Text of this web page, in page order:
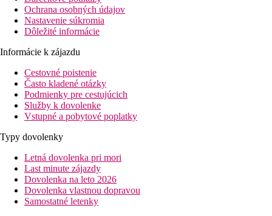
Ochrana osobných údajov
Nastavenie súkromia
Dôležité informácie
Informácie k zájazdu
Cestovné poistenie
Často kladené otázky
Podmienky pre cestujúcich
Služby k dovolenke
Vstupné a pobytové poplatky
Typy dovolenky
Letná dovolenka pri mori
Last minute zájazdy
Dovolenka na leto 2026
Dovolenka vlastnou dopravou
Samostatné letenky